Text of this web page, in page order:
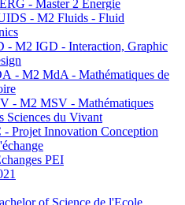
- Master 2 Énergie
- M2 Fluids - Fluid
- M2 IGD - Interaction, Graphic
- M2 MdA - Mathématiques de
- M2 MSV - Mathématiques
Sciences du Vivant
- Projet Innovation Conception
PEI
of Science de l'Ecole